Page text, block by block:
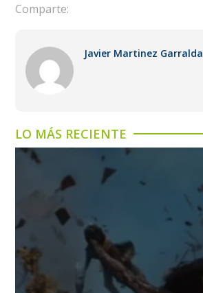
Comparte:
Javier Martinez Garralda
LO MÁS RECIENTE